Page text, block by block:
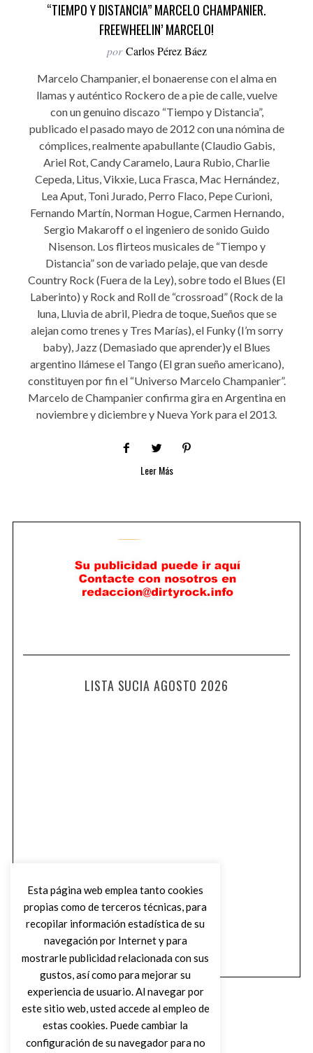
“TIEMPO Y DISTANCIA” MARCELO CHAMPANIER.
FREEWHEELIN’ MARCELO!
por Carlos Pérez Báez
Marcelo Champanier, el bonaerense con el alma en
llamas y auténtico Rockero de a pie de calle, vuelve
con un genuino discazo “Tiempo y Distancia”,
publicado el pasado mayo de 2012 con una nómina de
cómplices, realmente apabullante (Claudio Gabis,
Ariel Rot, Candy Caramelo, Laura Rubio, Charlie
Cepeda, Litus, Vikxie, Luca Frasca, Mac Hernández,
Lea Aput, Toni Jurado, Perro Flaco, Pepe Curioni,
Fernando Martín, Norman Hogue, Carmen Hernando,
Sergio Makaroff o el ingeniero de sonido Guido
Nisenson. Los flirteos musicales de “Tiempo y
Distancia” son de variado pelaje, que van desde
Country Rock (Fuera de la Ley), sobre todo el Blues (El
Laberinto) y Rock and Roll de “crossroad” (Rock de la
luna, Lluvia de abril, Piedra de toque, Sueños que se
alejan como trenes y Tres Marías), el Funky (I’m sorry
baby), Jazz (Demasiado que aprender)y el Blues
argentino llámese el Tango (El gran sueño americano),
constituyen por fin el “Universo Marcelo Champanier”.
Marcelo de Champanier confirma gira en Argentina en
noviembre y diciembre y Nueva York para el 2013.
Leer Más
LISTA SUCIA AGOSTO 2026
Esta página web emplea tanto cookies
propias como de terceros técnicas, para
recopilar información estadística de su
navegación por Internet y para
mostrarle publicidad relacionada con sus
gustos, así como para mejorar su
experiencia de usuario. Al navegar por
este sitio web, usted accede al empleo de
estas cookies. Puede cambiar la
configuración de su navegador para no